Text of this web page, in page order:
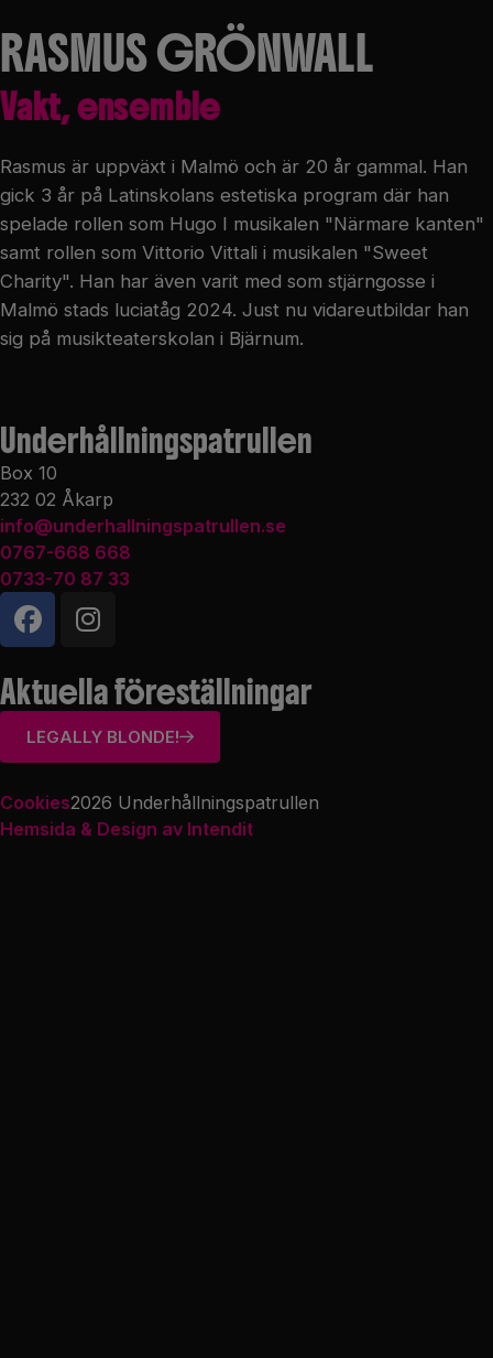
RASMUS GRÖNWALL
Vakt, ensemble
Rasmus är uppväxt i Malmö och är 20 år gammal. Han
gick 3 år på Latinskolans estetiska program där han
spelade rollen som Hugo I musikalen "Närmare kanten"
samt rollen som Vittorio Vittali i musikalen "Sweet
Charity". Han har även varit med som stjärngosse i
Malmö stads luciatåg 2024. Just nu vidareutbildar han
sig på musikteaterskolan i Bjärnum.
Underhållnings­patrullen
Box 10
232 02 Åkarp
info@underhallningspatrullen.se
0767-668 668
0733-70 87 33
Aktuella föreställningar
LEGALLY BLONDE!
Cookies2026 Underhållningspatrullen
Hemsida & Design av Intendit